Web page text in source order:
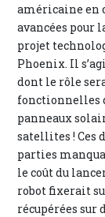
américaine en
avancées pour
projet
Phoenix. Il
dont le rôle
fonctionnelles
panneaux
satellites ! Ces
parties
le coût du
robot fixerait
récupérées sur